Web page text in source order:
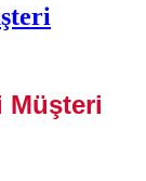
Müşteri